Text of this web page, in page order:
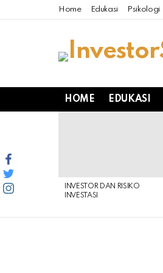
Home Edukasi Psikologi
HOME EDUKASI
INVESTOR DAN RISIKO
INVESTASI